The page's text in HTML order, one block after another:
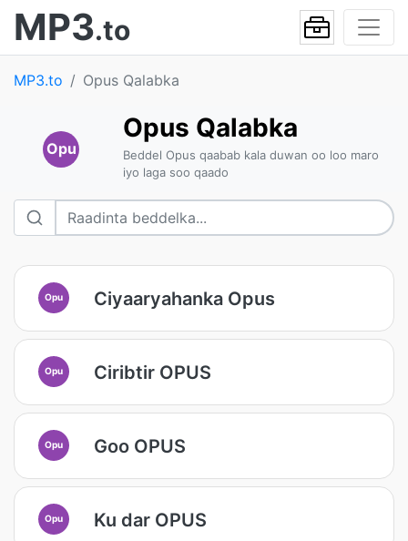
MP3.to
MP3.to Opus Qalabka
Opu
Opus Qalabka
Beddel Opus qaabab kala duwan oo loo maro
iyo laga soo qaado
Opu Ciyaaryahanka Opus
Opu Ciribtir OPUS
Opu Goo OPUS
Opu Ku dar OPUS